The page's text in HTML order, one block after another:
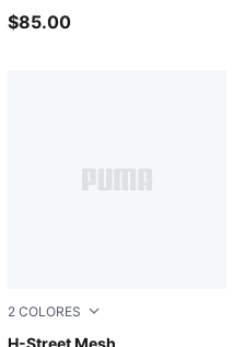
$85.00
2 COLORES
H-Street Mesh